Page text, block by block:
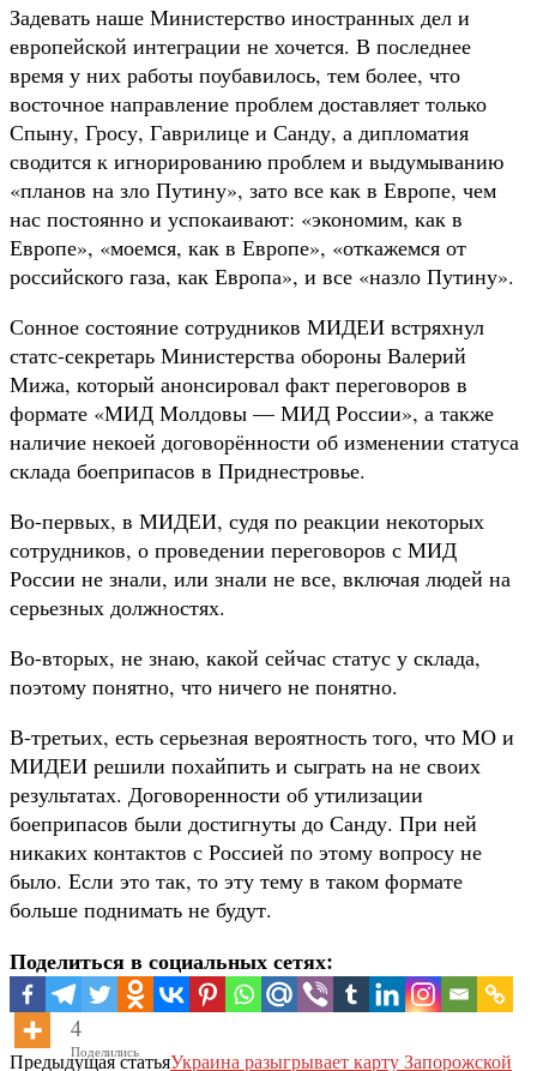
Задевать наше Министерство иностранных дел и
европейской интеграции не хочется. В последнее
время у них работы поубавилось, тем более, что
восточное направление проблем доставляет только
Спыну, Гросу, Гаврилице и Санду, а дипломатия
сводится к игнорированию проблем и выдумыванию
«планов на зло Путину», зато все как в Европе, чем
нас постоянно и успокаивают: «экономим, как в
Европе», «моемся, как в Европе», «откажемся от
российского газа, как Европа», и все «назло Путину».
Сонное состояние сотрудников МИДЕИ встряхнул
статс-секретарь Министерства обороны Валерий
Мижа, который анонсировал факт переговоров в
формате «МИД Молдовы — МИД России», а также
наличие некоей договорённости об изменении статуса
склада боеприпасов в Приднестровье.
Во-первых, в МИДЕИ, судя по реакции некоторых
сотрудников, о проведении переговоров с МИД
России не знали, или знали не все, включая людей на
серьезных должностях.
Во-вторых, не знаю, какой сейчас статус у склада,
поэтому понятно, что ничего не понятно.
В-третьих, есть серьезная вероятность того, что МО и
МИДЕИ решили похайпить и сыграть на не своих
результатах. Договоренности об утилизации
боеприпасов были достигнуты до Санду. При ней
никаких контактов с Россией по этому вопросу не
было. Если это так, то эту тему в таком формате
больше поднимать не будут.
Поделиться в социальных сетях:
4
Поделились
Предыдущая статьяУкраина разыгрывает карту Запорожской